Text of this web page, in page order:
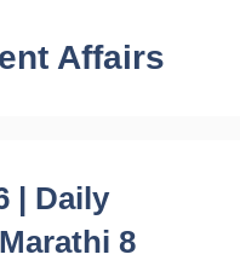
Affairs
| Daily
8